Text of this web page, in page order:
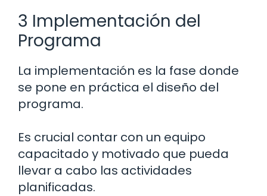
3 Implementación del
Programa
La implementación es la fase donde
se pone en práctica el diseño del
programa.
Es crucial contar con un equipo
capacitado y motivado que pueda
llevar a cabo las actividades
planificadas.